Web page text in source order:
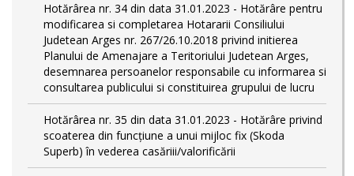
Hotărârea nr. 34 din data 31.01.2023 - Hotărâre pentru
modificarea si completarea Hotararii Consiliului
Judetean Arges nr. 267/26.10.2018 privind initierea
Planului de Amenajare a Teritoriului Judetean Arges,
desemnarea persoanelor responsabile cu informarea si
consultarea publicului si constituirea grupului de lucru
Hotărârea nr. 35 din data 31.01.2023 - Hotărâre privind
scoaterea din funcţiune a unui mijloc fix (Skoda
Superb) în vederea casăriii/valorificării